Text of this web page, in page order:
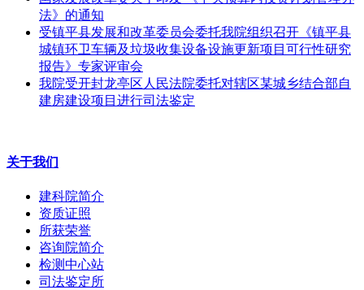
法》的通知
受镇平县发展和改革委员会委托我院组织召开《镇平县
城镇环卫车辆及垃圾收集设备设施更新项目可行性研究
报告》专家评审会
我院受开封龙亭区人民法院委托对辖区某城乡结合部自
建房建设项目进行司法鉴定
关于我们
建科院简介
资质证照
所获荣誉
咨询院简介
检测中心站
司法鉴定所